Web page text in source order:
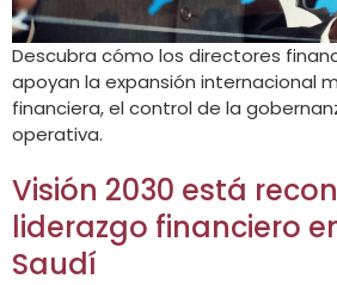
Descubra cómo los directores
apoyan la expansión internacional
financiera, el control de la
operativa.
Visión 2030 está
liderazgo financiero
Saudí